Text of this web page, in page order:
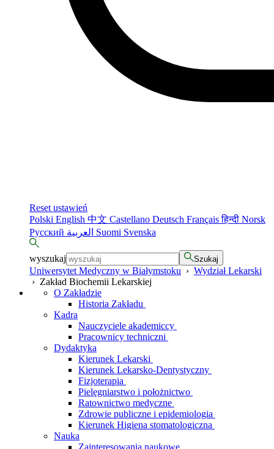
Reset ustawień
Polski English 中文 Castellano Deutsch Françaisहिन्दी Norsk
Русский
Suomi Svenska
wyszukaj Szukaj
Uniwersytet Medyczny w Białymstoku › Wydział Lekarski
› Zakład Biochemii Lekarskiej
O Zakładzie
Historia Zakładu
Kadra
Nauczyciele akademiccy
Pracownicy techniczni
Dydaktyka
Kierunek Lekarski
Kierunek Lekarsko-Dentystyczny
Fizjoterapia
Pielęgniarstwo i położnictwo
Ratownictwo medyczne
Zdrowie publiczne i epidemiologia
Kierunek Higiena stomatologiczna
Nauka
Zainteresowania naukowe